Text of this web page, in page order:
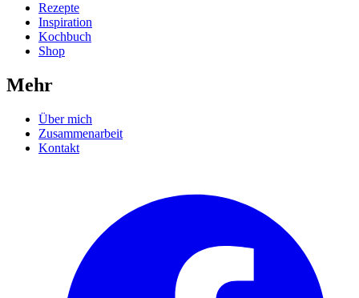
Rezepte
Inspiration
Kochbuch
Shop
Mehr
Über mich
Zusammenarbeit
Kontakt